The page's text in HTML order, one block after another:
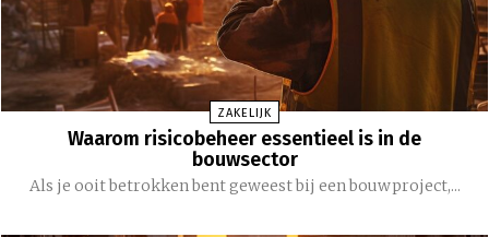
ZAKELIJK
Waarom risicobeheer essentieel is in de
bouwsector
Als je ooit betrokken bent geweest bij een bouwproject,...